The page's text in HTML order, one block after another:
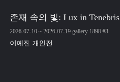
존재 속의 빛: Lux in Tenebris
2026-07-10 ~ 2026-07-19 gallery 1898 #3
이예진 개인전